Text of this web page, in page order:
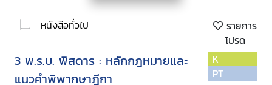
หนังสือทั่วไป
รายการ
โปรด
3 พ.ร.บ. พิสดาร : หลักกฎหมายและ
แนวคำพิพากษาฎีกา
K
PT